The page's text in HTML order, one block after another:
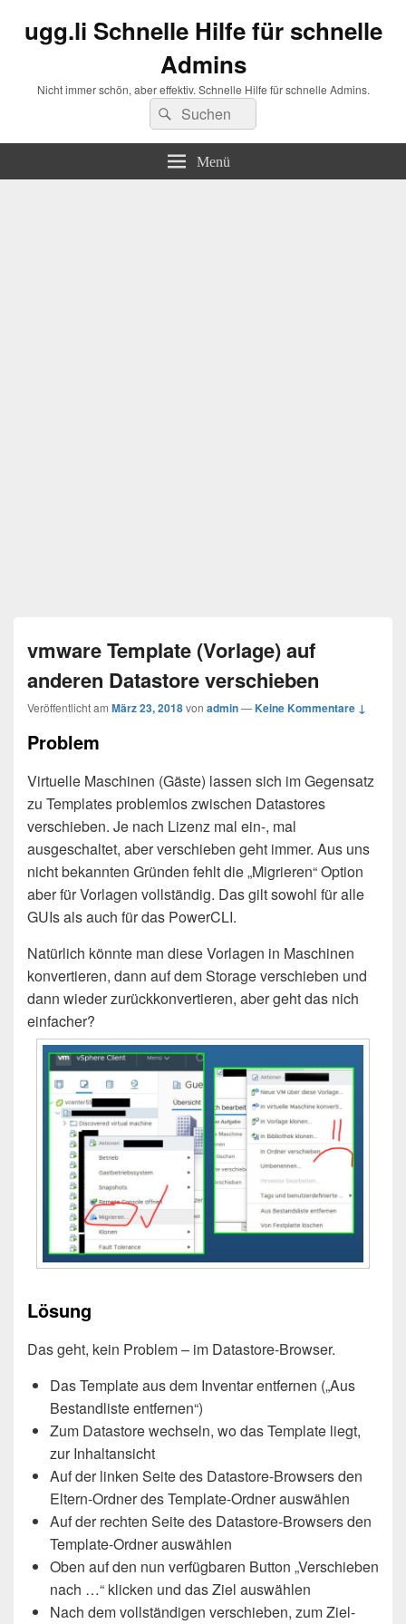
ugg.li Schnelle Hilfe für schnelle
Admins
Nicht immer schön, aber effektiv. Schnelle Hilfe für schnelle Admins.
Suchen
nach:
Suchen
Menü
vmware Template (Vorlage) auf
anderen Datastore verschieben
Veröffentlicht am März 23, 2018von admin—Keine Kommentare ↓
Problem
Virtuelle Maschinen (Gäste) lassen sich im Gegensatz
zu Templates problemlos zwischen Datastores
verschieben. Je nach Lizenz mal ein-, mal
ausgeschaltet, aber verschieben geht immer. Aus uns
nicht bekannten Gründen fehlt die „Migrieren“ Option
aber für Vorlagen vollständig. Das gilt sowohl für alle
GUIs als auch für das PowerCLI.
Natürlich könnte man diese Vorlagen in Maschinen
konvertieren, dann auf dem Storage verschieben und
dann wieder zurückkonvertieren, aber geht das nich
einfacher?
Lösung
Das geht, kein Problem – im Datastore-Browser.
Das Template aus dem Inventar entfernen („Aus
Bestandliste entfernen“)
Zum Datastore wechseln, wo das Template liegt,
zur Inhaltansicht
Auf der linken Seite des Datastore-Browsers den
Eltern-Ordner des Template-Ordner auswählen
Auf der rechten Seite des Datastore-Browsers den
Template-Ordner auswählen
Oben auf den nun verfügbaren Button „Verschieben
nach …“ klicken und das Ziel auswählen
Nach dem vollständigen verschieben, zum Ziel-